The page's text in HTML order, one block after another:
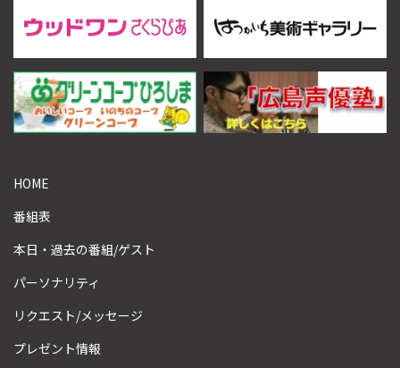
HOME
番組表
本日・過去の番組/ゲスト
パーソナリティ
リクエスト/メッセージ
プレゼント情報